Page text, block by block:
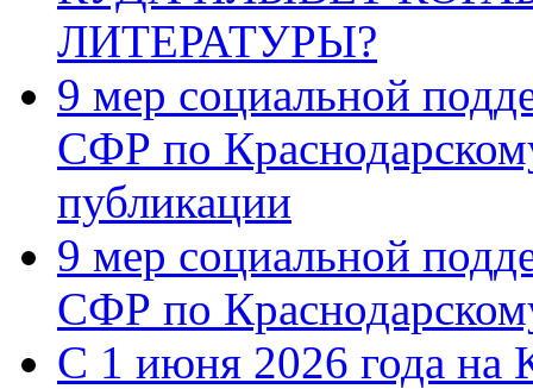
ЛИТЕРАТУРЫ?
9 мер социальной
СФР по
публикации
9 мер социальной
СФР по
С 1 июня 2026 года на